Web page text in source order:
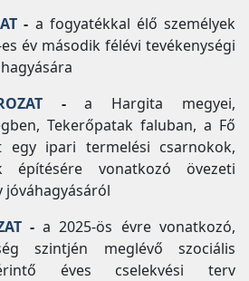
- a fogyatékkal élő személyek
év második félévi tevékenységi
-a Hargita megyei,
Tekerőpatak faluban, a Fő
egy ipari termelési csarnokok,
vonatkozó övezeti
jóváhagyásáról
-a 2025-ös évre vonatkozó,
szintjén meglévő szociális
éves cselekvési terv